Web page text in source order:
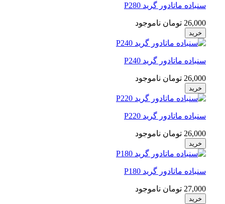
سنباده ماتادور گرید P280
26,000 تومان ناموجود
سنباده ماتادور گرید P240
26,000 تومان ناموجود
سنباده ماتادور گرید P220
26,000 تومان ناموجود
سنباده ماتادور گرید P180
27,000 تومان ناموجود